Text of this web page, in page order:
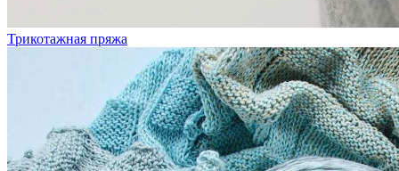
Трикотажная пряжа